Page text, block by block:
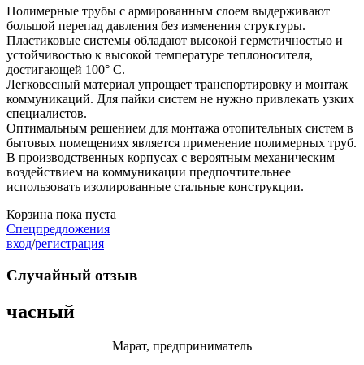
Полимерные трубы с армированным слоем выдерживают
большой перепад давления без изменения структуры.
Пластиковые системы обладают высокой герметичностью и
устойчивостью к высокой температуре теплоносителя,
достигающей 100° C.
Легковесный материал упрощает транспортировку и монтаж
коммуникаций. Для пайки систем не нужно привлекать узких
специалистов.
Оптимальным решением для монтажа отопительных систем в
бытовых помещениях является применение полимерных труб.
В производственных корпусах с вероятным механическим
воздействием на коммуникации предпочтительнее
использовать изолированные стальные конструкции.
Корзина пока пуста
Спецпредложения
вход/регистрация
Случайный отзыв
часный
Марат, предприниматель